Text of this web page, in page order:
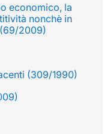
economico, la
nonchè in
2009)
(309/1990)